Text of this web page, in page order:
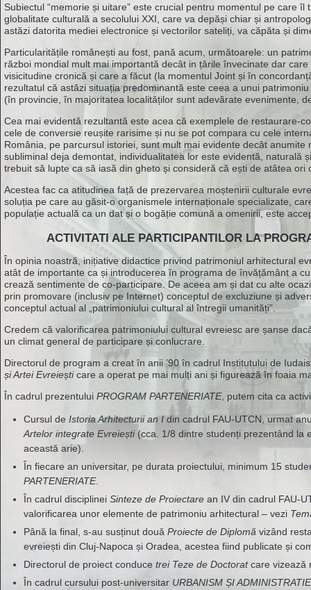
Subiectul “memorie și uitare” este crucial pentru momentul pe care
globalitate culturală a secolului XXI, care va depăși chiar și
astăzi datorita mediei electronice și vectorilor sateliți, va căpăta și
Particularitățile românești au fost, pană acum, următoarele: un
război mondial mult mai importantă decât in țările învecinate dar
visicitudine cronică și care a făcut (la momentul Joint și în
rezultatul că astăzi situația predominantă este ceea a unui
(în provincie, în majoritatea localităților sunt adevărate evenimente,
Cea mai evidentă rezultantă este acea că exemplele de restaurare-
cele de conversie reușite rarisime și nu se pot compara cu cele
România, pe parcursul istoriei, sunt mult mai evidente decât
subliminal deja demontat, individualitatea lor este evidentă,
trebuit să lupte ca să iasă din gheto și consideră că ești de atâtea
Acestea fac ca atitudinea față de prezervarea moștenirii culturale
soluția pe care au găsit-o organismele internaționale specializate,
populație actuală ca un dat și o bogăție comună a omenirii, este
ACTIVITATI ALE PARTICIPANTILOR LA
În opinia noastră, inițiative didactice privind patrimoniul arhitectural
atât de importante ca și introducerea în programa de învățământ a
crează sentimente de co-participare. De aceea am și dat cu alte
prin promovare (inclusiv pe Internet) conceptul de excluziune și
conceptul actual al „patrimoniului cultural al întregii umanități”.
Credem că valorificarea patrimoniului cultural evreiesc are șanse
un climat general de participare și conlucrare.
Directorul de program a creat în anii ’90 în cadrul Institutului de
și Artei Evreieșticare a operat pe mai mulți ani și figurează în foaia
În cadrul prezentului PROGRAM PARTENERIATE, putem cita ca
Cursul de Istoria Arhitecturii an Idin cadrul FAU-UTCN, urmat
Artelor integrate Evreiești(cca. 1/8 dintre studenți prezentând la
această arie).
În fiecare an universitar, pe durata proiectului, minimum 15
PARTENERIATE.
În cadrul disciplinei Sinteze de Proiectare an IV din cadrul FAU-
valorificarea unor elemente de patrimoniu arhitectural – vezi
Până la final, s-au susținut două Proiecte de Diplomă vizând
evreiești din Cluj-Napoca și Oradea, acestea fiind publicate și
Directorul de proiect conduce trei Teze de Doctoratcare vizează
În cadrul cursului post-universitar URBANISM ȘI